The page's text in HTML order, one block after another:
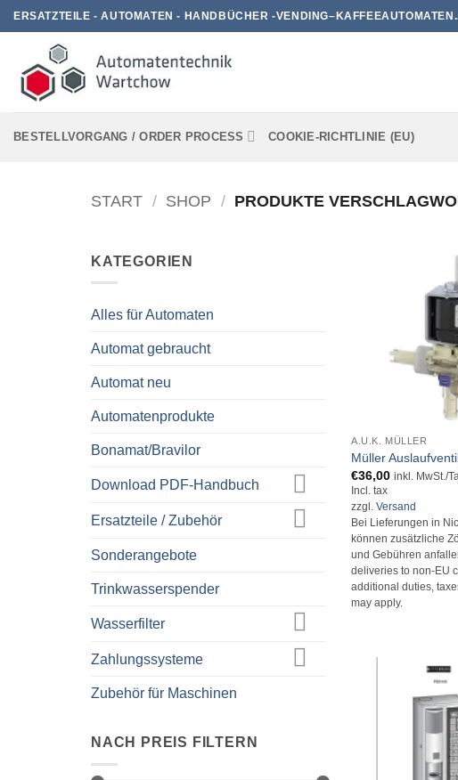
Zum
Inhalt
springen
ERSATZTEILE - AUTOMATEN - HANDBÜCHER -
BESTELLVORGANG / ORDER PROCESS COOKIE-RICHTLINIE (EU)
START / SHOP / PRODUKTE
KATEGORIEN
Alles für Automaten
Automat gebraucht
Automat neu
Automatenprodukte
Bonamat/Bravilor
Download PDF-Handbuch
Ersatzteile / Zubehör
Sonderangebote
Trinkwasserspender
Wasserfilter
Zahlungssysteme
Zubehör für Maschinen
NACH PREIS FILTERN
A.U.K. MÜLLER
Müller
€36,00 inkl. MwSt./
Incl. tax
zzgl.Versand
Bei Lieferungen in
können zusätzliche
und Gebühren
deliveries to non-EU
additional duties,
may apply.